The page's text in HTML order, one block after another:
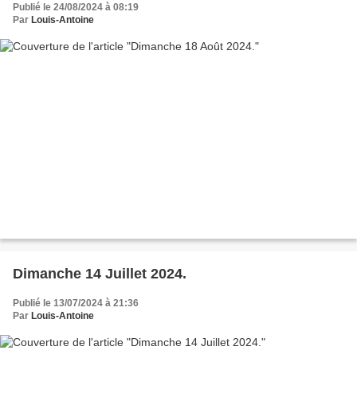
Publié le 24/08/2024 à 08:19
Par Louis-Antoine
Dimanche 14 Juillet 2024.
Publié le 13/07/2024 à 21:36
Par Louis-Antoine